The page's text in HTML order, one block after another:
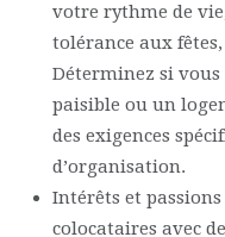
votre rythme de
tolérance aux
Déterminez si
paisible ou un
des exigences
d’organisation.
Intérêts et passions
colocataires avec